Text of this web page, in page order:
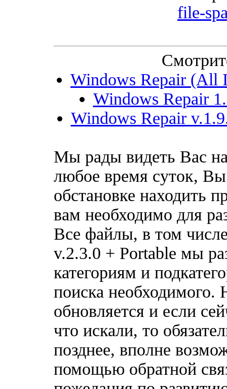
file-
Windows Repair (All
Windows Repair
Windows Repair
Мы рады видеть Вас
любое время суток,
обстановке находить
вам необходимо для
Все файлы, в том
v.2.3.0 + Portable мы
категориям и
поиска необходимого.
обновляется и если
что искали, то
позднее, вполне
помощью обратной